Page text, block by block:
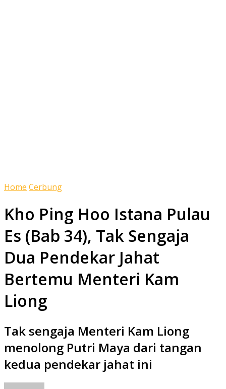
Home Cerbung
Kho Ping Hoo Istana Pulau
Es (Bab 34), Tak Sengaja
Dua Pendekar Jahat
Bertemu Menteri Kam
Liong
Tak sengaja Menteri Kam Liong
menolong Putri Maya dari tangan
kedua pendekar jahat ini